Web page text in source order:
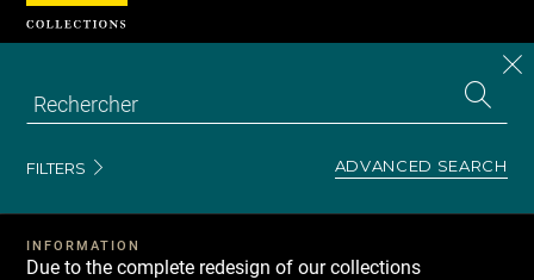
FILTERS ADVANCED SEARCH
INFORMATION
Due to the complete redesign of our collections
Cookies management panel